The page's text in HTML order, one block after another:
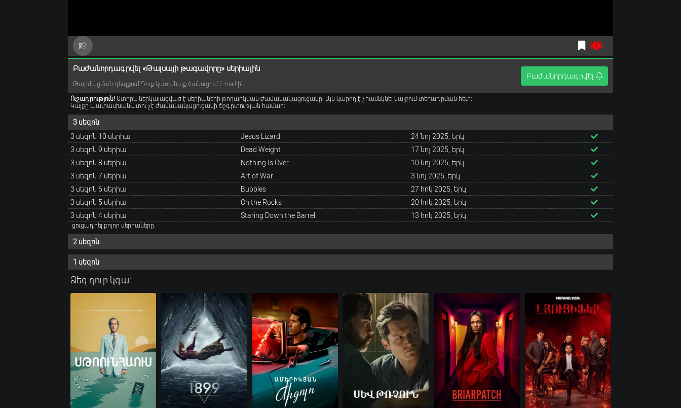
Բաժանորդագրվել «Թալսայի թագավորը» սերիալին
Թարմացման դեպքում Դուք կստանաք ծանուցում E-mail-ին:
Բաժանորդագրվել
Ուշադրություն! Ստորև ներկայացված է սերիաների թողարկման ժամանակացուցակը։ Այն կարող է չհամնկնել կայքում տեղադրման հետ։
Կայքը պատասխանատու չէ ժամանակացուցակի ճշգրտության համար։
3 սեզոն
3 սեզոն 10 սերիա
Jesus Lizard
24 նոյ 2025, Երկ
3 սեզոն 9 սերիա
Dead Weight
17 նոյ 2025, Երկ
3 սեզոն 8 սերիա
Nothing Is Over
10 նոյ 2025, Երկ
3 սեզոն 7 սերիա
Art of War
3 նոյ 2025, Երկ
3 սեզոն 6 սերիա
Bubbles
27 հոկ 2025, Երկ
3 սեզոն 5 սերիա
On the Rocks
20 հոկ 2025, Երկ
3 սեզոն 4 սերիա
Staring Down the Barrel 13 հոկ 2025, Երկ
ցուցադրել բոլոր սերիաները
2 սեզոն
1 սեզոն
Ձեզ դուր կգա: